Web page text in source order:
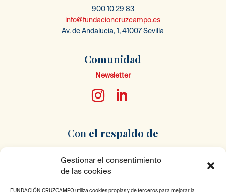
Gestionar el consentimiento
de las cookies
FUNDACIÓN CRUZCAMPO utiliza cookies propias y de terceros para mejorar la
900 10 29 83
info@fundacioncruzcampo.es
Av. de Andalucía, 1, 41007 Sevilla
Comunidad
Newsletter
Con el respaldo de